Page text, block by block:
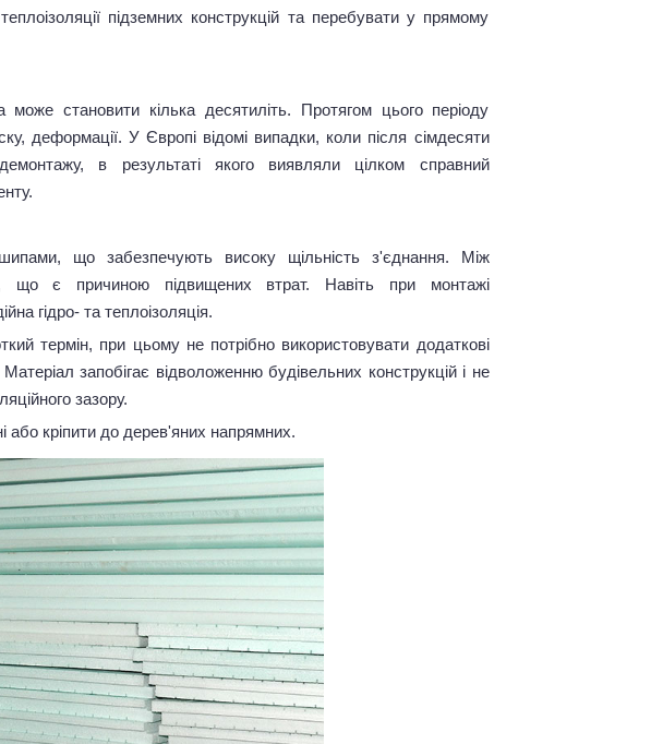
підземних конструкцій та перебувати у прямому
становити кілька десятиліть. Протягом цього періоду
деформації. У Європі відомі випадки, коли після сімдесяти
демонтажу, в результаті якого виявляли цілком справний
що забезпечують високу щільність з'єднання. Між
що є причиною підвищених втрат. Навіть при монтажі
гідро- та теплоізоляція.
термін, при цьому не потрібно використовувати додаткові
Матеріал запобігає відволоженню будівельних конструкцій і не
зазору.
або кріпити до дерев'яних напрямних.